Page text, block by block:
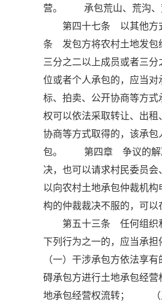
营。 承包荒山、荒沟、荒
第四十七条 以其他方式
条 发包方将农村土地发包
三分之二以上成员或者三
位或者个人承包的，应当
标、拍卖、公开协商等方
权可以依法采取转让、出
协商等方式取得的，该承
包。 第四章 争议的解决
决，也可以请求村民委员
以向农村土地承包仲裁机
构的仲裁裁决不服的，可以
第五十三条 任何组织和
下列行为之一的，应当承
（一）干涉承包方依法
碍承包方进行土地承包经
地承包经营权流转； （